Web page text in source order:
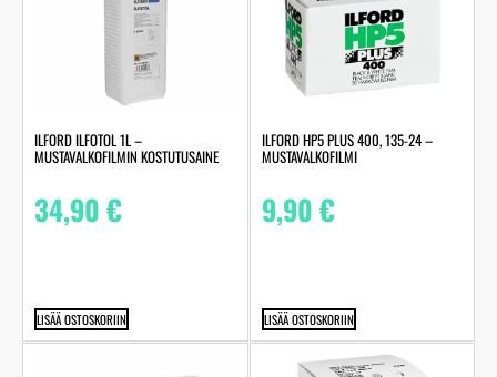
ILFORD ILFOTOL 1L –
MUSTAVALKOFILMIN KOSTUTUSAINE
34,90€
LISÄÄ OSTOSKORIIN
ILFORD HP5 PLUS 400, 135-24 –
MUSTAVALKOFILMI
9,90€
LISÄÄ OSTOSKORIIN